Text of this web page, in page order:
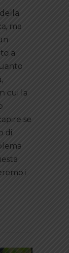
ma
a
cui la
se
di
i